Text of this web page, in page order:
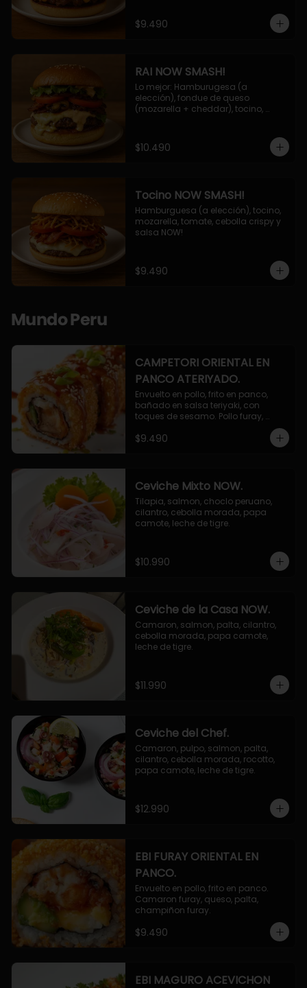
$9.490
RAI NOW SMASH!
Lo mejor: Hamburugesa (a
elección), fondue de queso
(mozarella + cheddar), tocino,
NOW!
$10.490
Tocino NOW SMASH!
Hamburguesa (a elección), tocino,
mozarella, tomate, cebolla crispy y
salsa NOW!
$9.490
Mundo Peru
CAMPETORI ORIENTAL EN
PANCO ATERIYADO.
Envuelto en pollo, frito en panco,
bañado en salsa teriyaki, con
toques de sesamo. Pollo furay,
queso, champiñon furay, cebollin.
$9.490
Ceviche Mixto NOW.
Tilapia, salmon, choclo peruano,
cilantro, cebolla morada, papa
camote, leche de tigre.
$10.990
Ceviche de la Casa NOW.
Camaron, salmon, palta, cilantro,
cebolla morada, papa camote,
leche de tigre.
$11.990
Ceviche del Chef.
Camaron, pulpo, salmon, palta,
cilantro, cebolla morada, rocotto,
papa camote, leche de tigre.
$12.990
EBI FURAY ORIENTAL EN
PANCO.
Envuelto en pollo, frito en panco.
Camaron furay, queso, palta,
champiñon furay.
$9.490
EBI MAGURO ACEVICHON